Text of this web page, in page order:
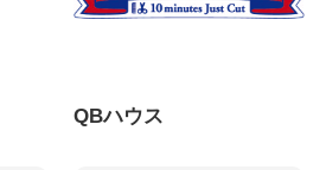
QBハウス